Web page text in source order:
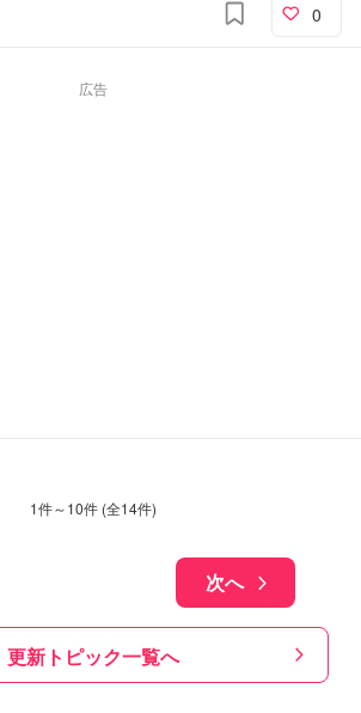
0
広告
1件～10件 (全14件)
次へ
更新トピック一覧へ